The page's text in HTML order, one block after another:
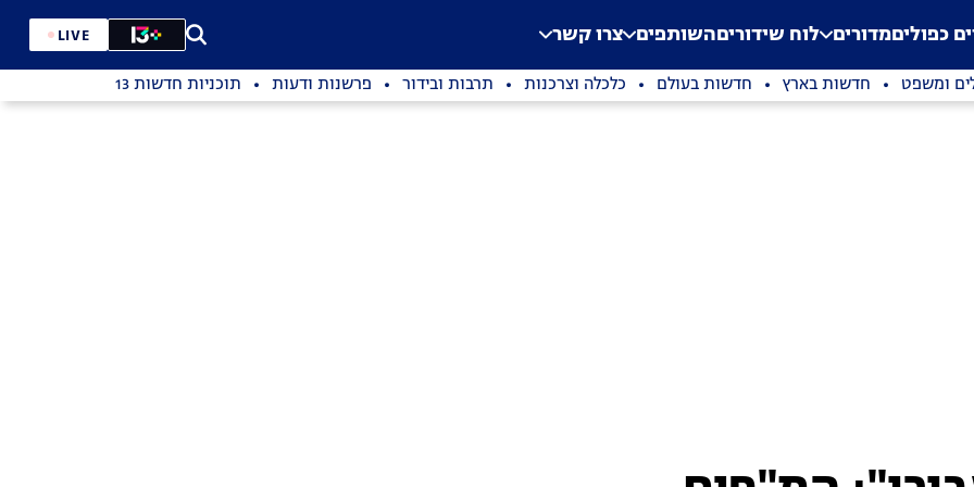
Application error: a
. כפוליםמדורים לוח שידוריםהשותפים צרו קשר LIVE
ומשפט חדשות בארץ חדשות בעולם כלכלה וצרכנות תרבות ובידור פרשנות ודעות תוכניות חדשות 13